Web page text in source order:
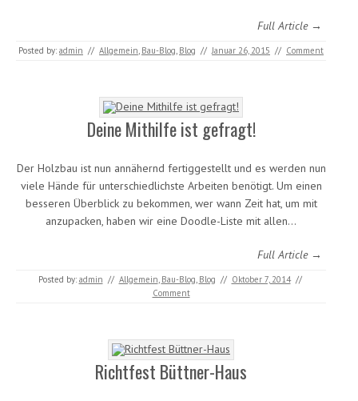
Full Article →
Posted by: admin // Allgemein, Bau-Blog, Blog // Januar 26, 2015 // Comment
Deine Mithilfe ist gefragt!
Der Holzbau ist nun annähernd fertiggestellt und es werden nun
viele Hände für unterschiedlichste Arbeiten benötigt. Um einen
besseren Überblick zu bekommen, wer wann Zeit hat, um mit
anzupacken, haben wir eine Doodle-Liste mit allen…
Full Article →
Posted by: admin // Allgemein, Bau-Blog, Blog // Oktober 7, 2014 //
Comment
Richtfest Büttner-Haus